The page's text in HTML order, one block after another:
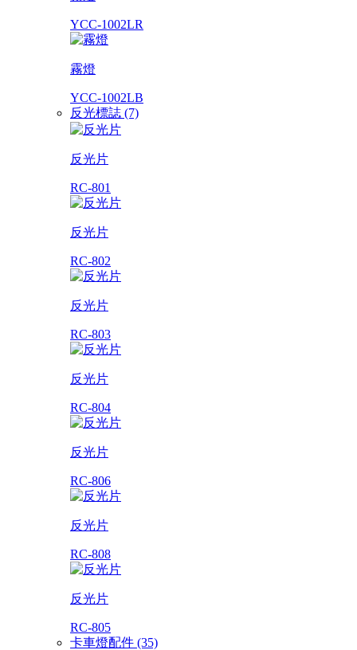
YCC-1002LR
霧燈
YCC-1002LB
反光標誌 (7)
反光片
RC-801
反光片
RC-802
反光片
RC-803
反光片
RC-804
反光片
RC-806
反光片
RC-808
反光片
RC-805
卡車燈配件 (35)